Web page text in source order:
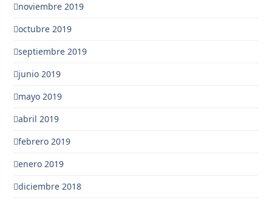
noviembre 2019
octubre 2019
septiembre 2019
junio 2019
mayo 2019
abril 2019
febrero 2019
enero 2019
diciembre 2018